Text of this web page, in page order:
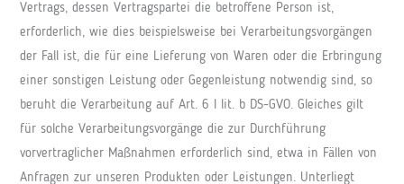
Vertrags, dessen Vertragspartei die betroffene Person ist,
erforderlich, wie dies beispielsweise bei Verarbeitungsvorgängen
der Fall ist, die für eine Lieferung von Waren oder die Erbringung
einer sonstigen Leistung oder Gegenleistung notwendig sind, so
beruht die Verarbeitung auf Art. 6 I lit. b DS-GVO. Gleiches gilt
für solche Verarbeitungsvorgänge die zur Durchführung
vorvertraglicher Maßnahmen erforderlich sind, etwa in Fällen von
Anfragen zur unseren Produkten oder Leistungen. Unterliegt